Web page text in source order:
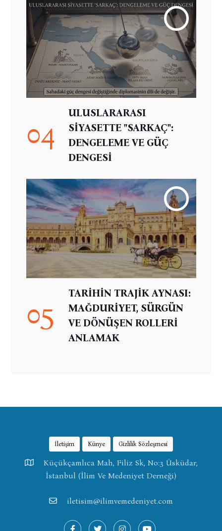
04
ULUSLARARASI
SİYASETTE "SARKAÇ":
DENGELEME VE GÜÇ
DENGESİ
05
TARİHİN TRAJİK AYNASI:
MAĞDURİYET, SÜRGÜN
VE DÖNÜŞEN ROLLERİ
ANLAMAK
İletişim Künye Gizlilik Sözleşmesi
Küçükçamlıca Mah, Filiz Sk, No:3 Üsküdar,
İstanbul (İlim Ve Medeniyet Derneği)
iletisim@ilimvemedeniyet.com